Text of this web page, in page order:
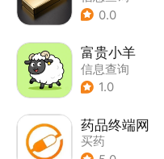
0.0
富贵小羊
信息查询
1.0
药品终端网
买药